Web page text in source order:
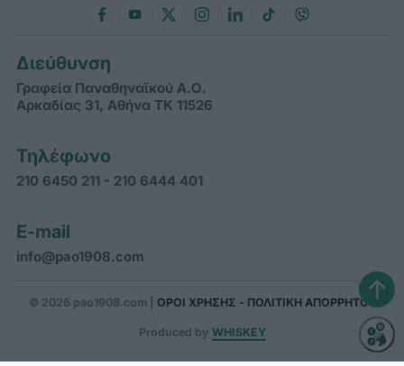
Διεύθυνση
Γραφεία Παναθηναϊκού Α.Ο.
Αρκαδίας 31, Αθήνα ΤΚ 11526
Τηλέφωνο
210 6450 211 - 210 6444 401
E-mail
info@pao1908.com
© 2026 pao1908.com | ΟΡΟΙ ΧΡΗΣΗΣ - ΠΟΛΙΤΙΚΗ ΑΠΟΡΡΗΤΟΥ
Produced by WHISKEY
↑